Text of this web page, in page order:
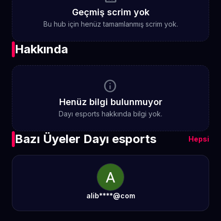
Geçmiş scrim yok
Bu hub için henüz tamamlanmış scrim yok.
Hakkında
info
Henüz bilgi bulunmuyor
Dayı esports hakkında bilgi yok.
Bazı Üyeler Dayı esports Hepsi
alib****@com